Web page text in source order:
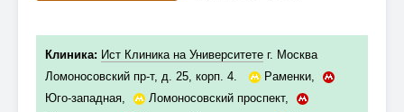
Клиника: Ист Клиника на Университете г. Москва
Ломоносовский пр-т, д. 25, корп. 4.
Раменки,
Юго-западная, Ломоносовский проспект,